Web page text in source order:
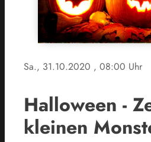
Sa., 31.10.2020 , 08:00 Uhr
Halloween -
kleinen